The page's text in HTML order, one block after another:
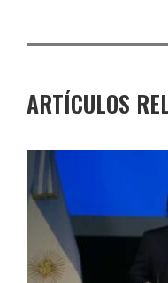
ARTÍCULOS